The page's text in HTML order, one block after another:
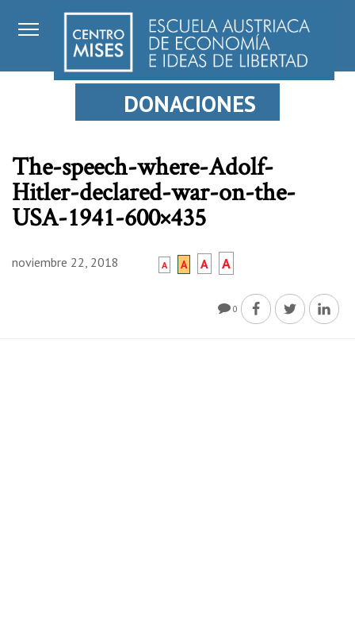
DONACIONES
The-speech-where-Adolf-
Hitler-declared-war-on-the-
USA-1941-600×435
noviembre 22, 2018 A A A A
0